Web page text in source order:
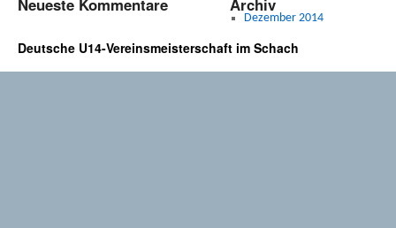
Dezember 2014
Deutsche U14-Vereinsmeisterschaft im Schach